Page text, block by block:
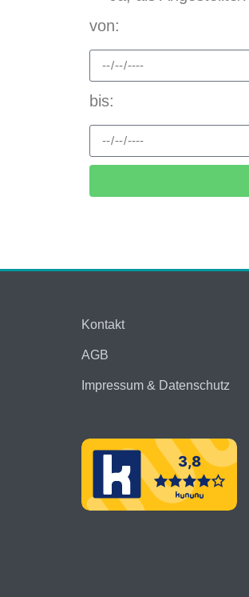
von:
bis:
Kontakt
AGB
Impressum & Datenschutz